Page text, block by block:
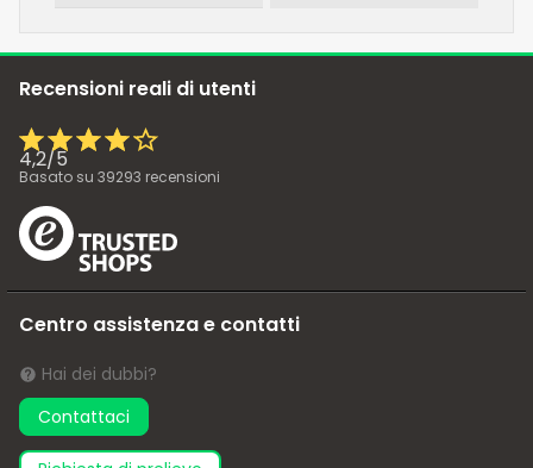
Recensioni reali di utenti
4,2/5
Basato su 39293 recensioni
Centro assistenza e contatti
Hai dei dubbi?
Contattaci